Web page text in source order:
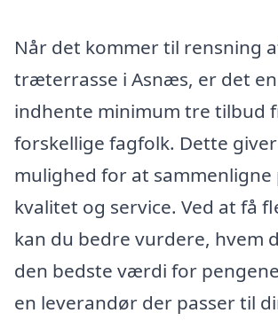
Når det kommer til rensning
træterrasse i Asnæs, er det
indhente minimum tre tilbud
forskellige fagfolk. Dette
mulighed for at sammenligne
kvalitet og service. Ved at få
kan du bedre vurdere, hvem
den bedste værdi for
en leverandør der passer til